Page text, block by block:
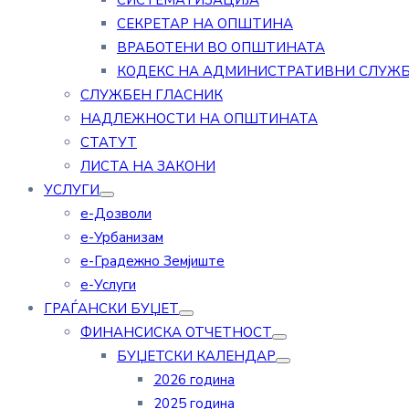
СЕКРЕТАР НА ОПШТИНА
ВРАБОТЕНИ ВО ОПШТИНАТА
КОДЕКС НА АДМИНИСТРАТИВНИ
СЛУЖБЕН ГЛАСНИК
НАДЛЕЖНОСТИ НА ОПШТИНАТА
СТАТУТ
ЛИСТА НА ЗАКОНИ
УСЛУГИ
е-Дозволи
е-Урбанизам
е-Градежно Земјиште
е-Услуги
ГРАЃАНСКИ БУЏЕТ
ФИНАНСИСКА ОТЧЕТНОСТ
БУЏЕТСКИ КАЛЕНДАР
2026 година
2025 година